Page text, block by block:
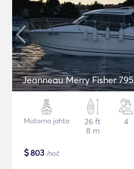
Jeanneau Merry Fisher 795
Motorna jahta
26 ft
8 m
4
$803 /noč